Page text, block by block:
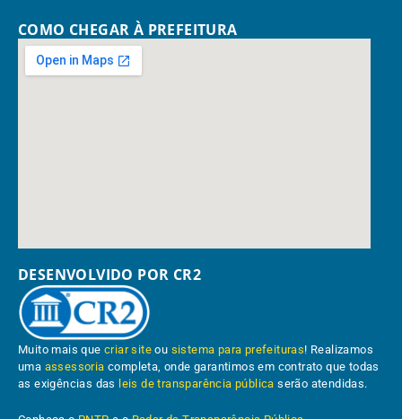
COMO CHEGAR À PREFEITURA
DESENVOLVIDO POR CR2
Muito mais quecriar site ou sistema para prefeituras! Realizamos
uma assessoria completa, onde garantimos em contrato que todas
as exigências das leis de transparência pública serão atendidas.